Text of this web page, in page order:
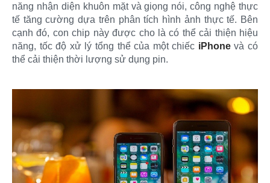
năng nhận diện khuôn mặt và giọng nói, công nghệ thực
tế tăng cường dựa trên phân tích hình ảnh thực tế. Bên
cạnh đó, con chip này được cho là có thể cải thiện hiệu
năng, tốc độ xử lý tổng thể của một chiếc iPhonevà có
thể cải thiện thời lượng sử dụng pin.​